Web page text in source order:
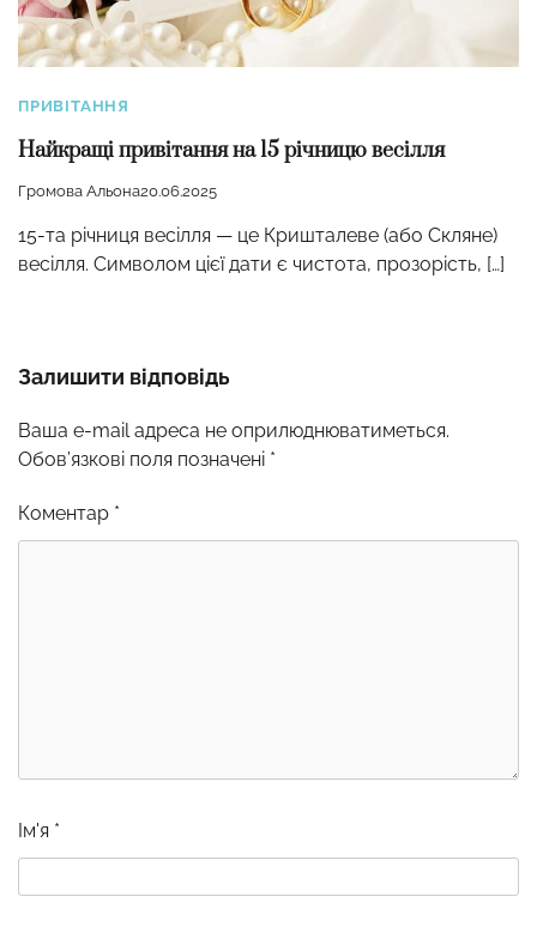
ПРИВІТАННЯ
Найкращі привітання на 15 річницю весілля
Громова Альона20.06.2025
15-та річниця весілля — це Кришталеве (або Скляне)
весілля. Символом цієї дати є чистота, прозорість, […]
Залишити відповідь
Ваша e-mail адреса не оприлюднюватиметься.
Обов’язкові поля позначені *
Коментар *
Ім'я *